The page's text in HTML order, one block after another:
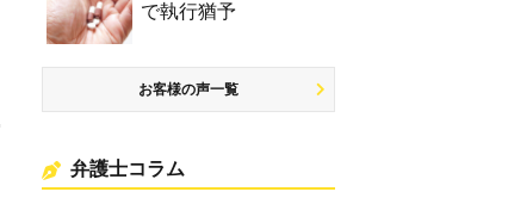
で執行猶予
お客様の声一覧
弁護士コラム